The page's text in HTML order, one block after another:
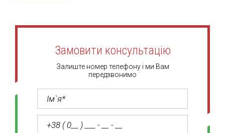
Замовити консультацію
Залиште номер телефону і ми Вам
передзвонимо